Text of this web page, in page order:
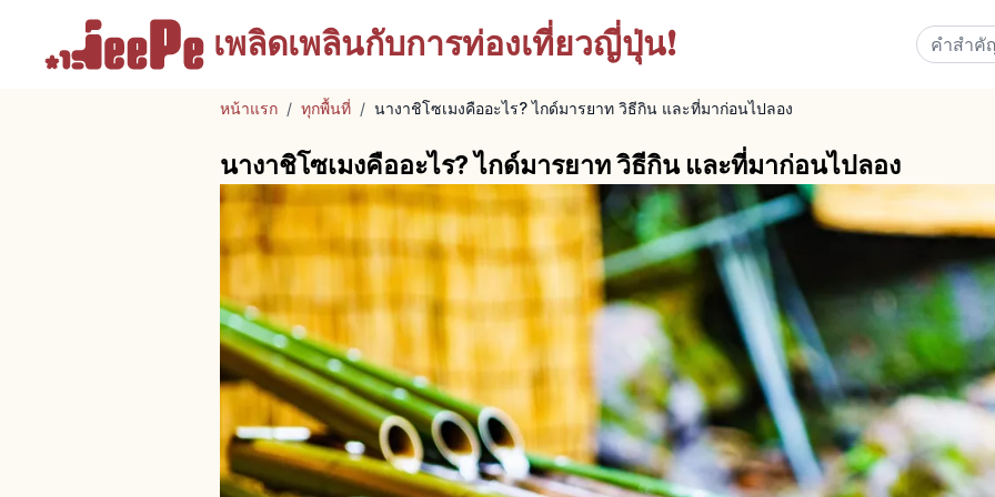
เพลิดเพลินกับการท่องเที่ยวญี่ปุ่น!
หน้าแรก / ทุกพื้นที่ / นางาชิโซเมงคืออะไร? ไกด์มารยาท วิธีกิน และที่มาก่อนไปลอง
นางาชิโซเมงคืออะไร? ไกด์มารยาท วิธีกิน และที่มาก่อนไปลอง